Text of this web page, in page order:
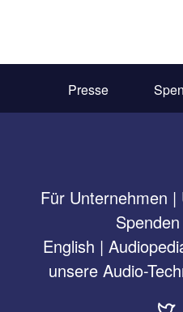
Presse
Für Unternehmen |
Spenden
English |
unsere Audio-